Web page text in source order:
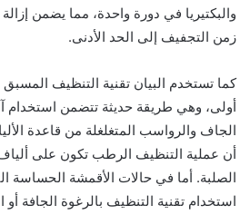
والبكتيريا في دورة واحدة، مما يضمن
زمن التجفيف إلى الحد الأدنى.
كما تستخدم البيان تقنية التنظيف
أولى، وهي طريقة حديثة تتضمن استخدام
الجاف والرواسب المتغلغلة من قاعدة
أن عملية التنظيف الرطب تكون على
الصلبة. أما في حالات الأقمشة الحساسة
استخدام تقنية التنظيف بالرغوة الجافة